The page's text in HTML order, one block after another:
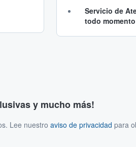
Servicio de
todo momento
y mucho más!
Lee nuestro aviso de privacidad para